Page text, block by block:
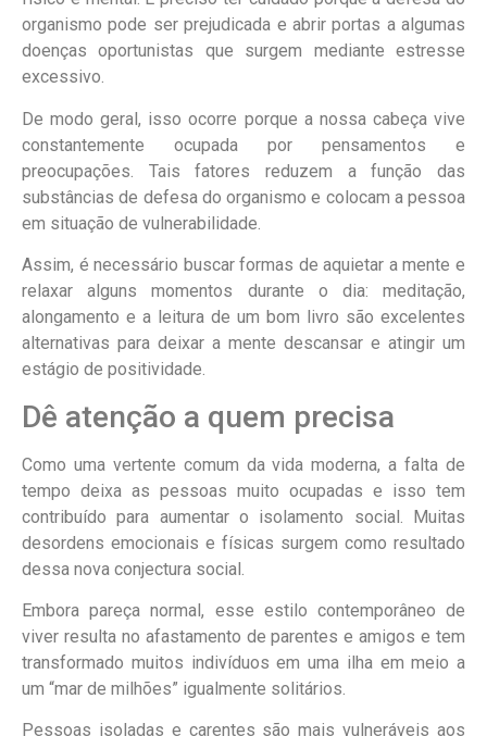
organismo pode ser prejudicada e abrir portas a algumas
doenças oportunistas que surgem mediante estresse
excessivo.
De modo geral, isso ocorre porque a nossa cabeça vive
constantemente ocupada por pensamentos e
preocupações. Tais fatores reduzem a função das
substâncias de defesa do organismo e colocam a pessoa
em situação de vulnerabilidade.
Assim, é necessário buscar formas de aquietar a mente e
relaxar alguns momentos durante o dia: meditação,
alongamento e a leitura de um bom livro são excelentes
alternativas para deixar a mente descansar e atingir um
estágio de positividade.
Dê atenção a quem precisa
Como uma vertente comum da vida moderna, a falta de
tempo deixa as pessoas muito ocupadas e isso tem
contribuído para aumentar o isolamento social. Muitas
desordens emocionais e físicas surgem como resultado
dessa nova conjectura social.
Embora pareça normal, esse estilo contemporâneo de
viver resulta no afastamento de parentes e amigos e tem
transformado muitos indivíduos em uma ilha em meio a
um “mar de milhões” igualmente solitários.
Pessoas isoladas e carentes são mais vulneráveis aos